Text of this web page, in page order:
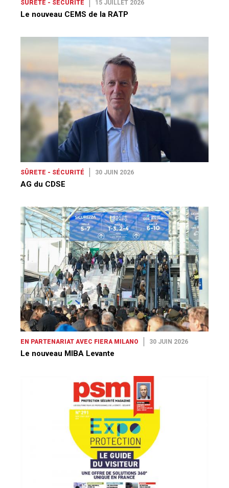
SÛRETE - SÉCURITÉ 15 JUILLET 2026
Le nouveau CEMS de la RATP
SÛRETE - SÉCURITÉ 30 JUIN 2026
AG du CDSE
EN PARTENARIAT AVEC FIERA MILANO 30 JUIN 2026
Le nouveau MIBA Levante